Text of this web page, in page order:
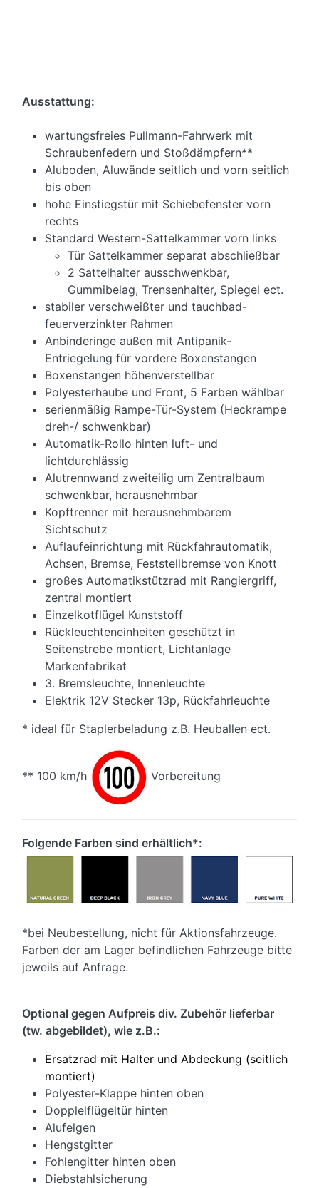
Ausstattung:
wartungsfreies Pullmann-Fahrwerk mit
Schraubenfedern und Stoßdämpfern**
Aluboden, Aluwände seitlich und vorn seitlich
bis oben
hohe Einstiegstür mit Schiebefenster vorn
rechts
Standard Western-Sattelkammer vorn links
Tür Sattelkammer separat abschließbar
2 Sattelhalter ausschwenkbar,
Gummibelag, Trensenhalter, Spiegel ect.
stabiler verschweißter und tauchbad-
feuerverzinkter Rahmen
Anbinderinge außen mit Antipanik-
Entriegelung für vordere Boxenstangen
Boxenstangen höhenverstellbar
Polyesterhaube und Front, 5 Farben wählbar
serienmäßig Rampe-Tür-System (Heckrampe
dreh-/ schwenkbar)
Automatik-Rollo hinten luft- und
lichtdurchlässig
Alutrennwand zweiteilig um Zentralbaum
schwenkbar, herausnehmbar
Kopftrenner mit herausnehmbarem
Sichtschutz
Auflaufeinrichtung mit Rückfahrautomatik,
Achsen, Bremse, Feststellbremse von Knott
großes Automatikstützrad mit Rangiergriff,
zentral montiert
Einzelkotflügel Kunststoff
Rückleuchteneinheiten geschützt in
Seitenstrebe montiert, Lichtanlage
Markenfabrikat
3. Bremsleuchte, Innenleuchte
Elektrik 12V Stecker 13p, Rückfahrleuchte
* ideal für Staplerbeladung z.B. Heuballen ect.
** 100 km/h Vorbereitung
Folgende Farben sind erhältlich*:
*bei Neubestellung, nicht für Aktionsfahrzeuge.
Farben der am Lager befindlichen Fahrzeuge bitte
jeweils auf Anfrage.
Optional gegen Aufpreis div. Zubehör lieferbar
(tw. abgebildet), wie z.B.:
Ersatzrad mit Halter und Abdeckung (seitlich
montiert)
Polyester-Klappe hinten oben
Dopplelflügeltür hinten
Alufelgen
Hengstgitter
Fohlengitter hinten oben
Diebstahlsicherung